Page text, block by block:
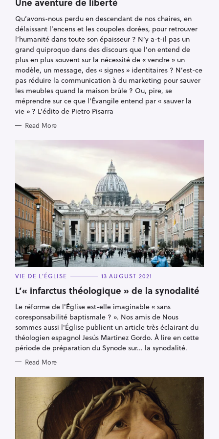
E
O
R
I
E
S
Qu’avons-nous perdu en descendant de nos chaires, en
délaissant l’encens et les coupoles dorées, pour retrouver
l’humanité dans toute son épaisseur ? N’y a-t-il pas un
grand quiproquo dans des discours que l’on entend de
plus en plus souvent sur la nécessité de « vendre » un
modèle, un message, des « signes » identitaires ? N’est-ce
pas réduire la communication à du marketing pour sauver
les meubles quand la maison brûle ? Ou, pire, se
méprendre sur ce que l’Évangile entend par « sauver la
vie » ? L'édito de Pietro Pisarra
Read More
C
T
E
O
I
E
S
VIE DE L'ÉGLISE 13 AUGUST 2021
L’« infarctus théologique » de la synodalité
Le réforme de l'Église est-elle imaginable « sans
coresponsabilité baptismale ? ». Nos amis de Nous
sommes aussi l'Église publient un article très éclairant du
théologien espagnol Jesús Martinez Gordo. À lire en cette
période de préparation du Synode sur... la synodalité.
Read More